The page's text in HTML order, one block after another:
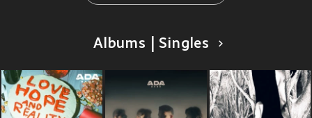
Albums | Singles